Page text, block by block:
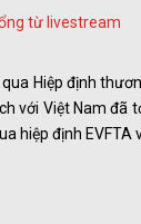
từ livestream
Hiệp định
với Việt Nam
hiệp định EVFTA